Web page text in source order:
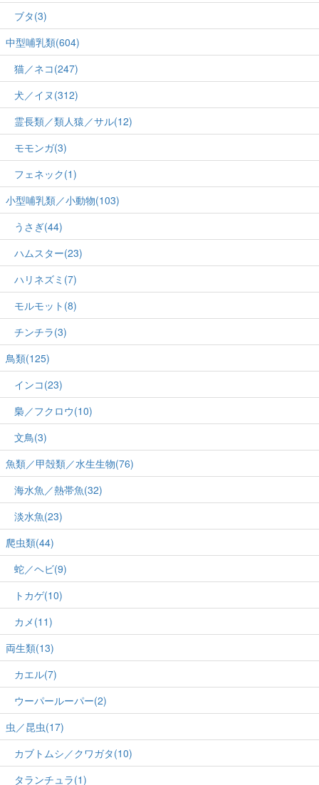
ブタ(3)
中型哺乳類(604)
猫／ネコ(247)
犬／イヌ(312)
霊長類／類人猿／サル(12)
モモンガ(3)
フェネック(1)
小型哺乳類／小動物(103)
うさぎ(44)
ハムスター(23)
ハリネズミ(7)
モルモット(8)
チンチラ(3)
鳥類(125)
インコ(23)
梟／フクロウ(10)
文鳥(3)
魚類／甲殻類／水生生物(76)
海水魚／熱帯魚(32)
淡水魚(23)
爬虫類(44)
蛇／ヘビ(9)
トカゲ(10)
カメ(11)
両生類(13)
カエル(7)
ウーパールーパー(2)
虫／昆虫(17)
カブトムシ／クワガタ(10)
タランチュラ(1)